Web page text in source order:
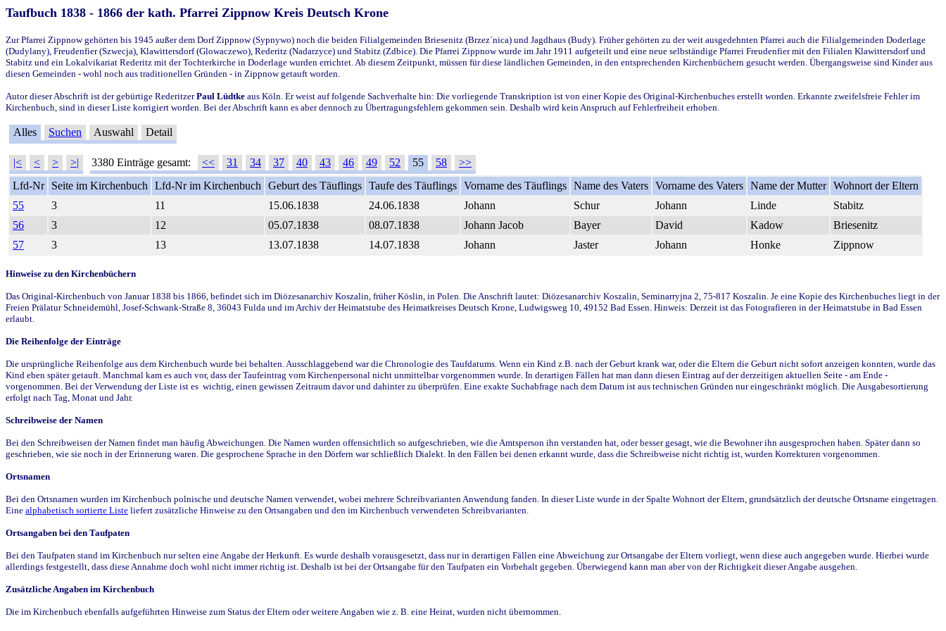
Taufbuch 1838 - 1866 der kath. Pfarrei Zippnow Kreis Deutsch Krone
Zur Pfarrei Zippnow gehörten bis 1945 außer dem Dorf Zippnow (Sypnywo) noch die beiden Filialgemeinden Briesenitz (Brzez`nica) und Jagdhaus (Budy). Früher gehörten zu der weit ausgedehnten Pfarrei auch die Filialgemeinden Doderlage
(Dudylany), Freudenfier (Szwecja), Klawittersdorf (Glowaczewo), Rederitz (Nadarzyce) und Stabitz (Zdbice). Die Pfarrei Zippnow wurde im Jahr 1911 aufgeteilt und eine neue selbständige Pfarrei Freudenfier mit den Filialen Klawittersdorf und
Stabitz und ein Lokalvikariat Rederitz mit der Tochterkirche in Doderlage wurden errichtet. Ab diesem Zeitpunkt, müssen für diese ländlichen Gemeinden, in den entsprechenden Kirchenbüchern gesucht werden. Übergangsweise sind Kinder aus
diesen Gemeinden - wohl noch aus traditionellen Gründen - in Zippnow getauft worden.
Autor dieser Abschrift ist der gebürtige RederitzerPaul Lüdtke aus Köln. Er weist auf folgende Sachverhalte hin: Die vorliegende Transkription ist von einer Kopie des Original-Kirchenbuches erstellt worden. Erkannte zweifelsfreie Fehler im
Kirchenbuch, sind in dieser Liste korrigiert worden. Bei der Abschrift kann es aber dennoch zu Übertragungsfehlern gekommen sein. Deshalb wird kein Anspruch auf Fehlerfreiheit erhoben.
Alles Suchen Auswahl Detail
|< < > >| 3380 Einträge gesamt: << 31 34 37 40 43 46 49 52 55 58
>>
Lfd-Nr
Seite im Kirchenbuch Lfd-Nr im Kirchenbuch Geburt des Täuflings Taufe des Täuflings Vorname des Täuflings Name des Vaters Vorname des Vaters Name der Mutter Wohnort der Eltern
55
3 11 15.06.1838 24.06.1838 Johann Schur Johann Linde
Stabitz
56
3 12 05.07.1838 08.07.1838 Johann Jacob Bayer David Kadow
Briesenitz
57
3 13 13.07.1838 14.07.1838 Johann Jaster Johann Honke Zippnow
Hinweise zu den Kirchenbüchern
Das Original-Kirchenbuch von Januar 1838 bis 1866, befindet sich im Diözesanarchiv Koszalin, früher Köslin, in Polen. Die Anschrift lautet: Diözesanarchiv Koszalin, Seminarryjna 2, 75-817 Koszalin. Je eine Kopie des Kirchenbuches liegt in der
Freien Prälatur Schneidemühl, Josef-Schwank-Straße 8, 36043 Fulda und im Archiv der Heimatstube des Heimatkreises Deutsch Krone, Ludwigsweg 10, 49152 Bad Essen. Hinweis: Derzeit ist das Fotografieren in der Heimatstube in Bad Essen
erlaubt.
Die Reihenfolge der Einträge
Die ursprüngliche Reihenfolge aus dem Kirchenbuch wurde bei behalten. Ausschlaggebend war die Chronologie des Taufdatums. Wenn ein Kind z.B. nach der Geburt krank war, oder die Eltern die Geburt nicht sofort anzeigen konnten, wurde das
Kind eben später getauft. Manchmal kam es auch vor, dass der Taufeintrag vom Kirchenpersonal nicht unmittelbar vorgenommen wurde. In derartigen Fällen hat man dann diesen Eintrag auf der derzeitigen aktuellen Seite - am Ende -
vorgenommen. Bei der Verwendung der Liste ist es wichtig, einen gewissen Zeitraum davor und dahinter zu überprüfen. Eine exakte Suchabfrage nach dem Datum ist aus technischen Gründen nur eingeschränkt möglich. Die Ausgabesortierung
erfolgt nach Tag, Monat und Jahr.
Schreibweise der Namen
Bei den Schreibweisen der Namen findet man häufig Abweichungen. Die Namen wurden offensichtlich so aufgeschrieben, wie die Amtsperson ihn verstanden hat, oder besser gesagt, wie die Bewohner ihn ausgesprochen haben. Später dann so
geschrieben, wie sie noch in der Erinnerung waren. Die gesprochene Sprache in den Dörfern war schließlich Dialekt. In den Fällen bei denen erkannt wurde, dass die Schreibweise nicht richtig ist, wurden Korrekturen vorgenommen.
Ortsnamen
Bei den Ortsnamen wurden im Kirchenbuch polnische und deutsche Namen verwendet, wobei mehrere Schreibvarianten Anwendung fanden. In dieser Liste wurde in der Spalte Wohnort der Eltern, grundsätzlich der deutsche Ortsname eingetragen.
Eine alphabetisch sortierte Liste liefert zusätzliche Hinweise zu den Ortsangaben und den im Kirchenbuch verwendeten Schreibvarianten.
Ortsangaben bei den Taufpaten
Bei den Taufpaten stand im Kirchenbuch nur selten eine Angabe der Herkunft. Es wurde deshalb vorausgesetzt, dass nur in derartigen Fällen eine Abweichung zur Ortsangabe der Eltern vorliegt, wenn diese auch angegeben wurde. Hierbei wurde
allerdings festgestellt, dass diese Annahme doch wohl nicht immer richtig ist. Deshalb ist bei der Ortsangabe für den Taufpaten ein Vorbehalt gegeben. Überwiegend kann man aber von der Richtigkeit dieser Angabe ausgehen.
Zusätzliche Angaben im Kirchenbuch
Die im Kirchenbuch ebenfalls aufgeführten Hinweise zum Status der Eltern oder weitere Angaben wie z. B. eine Heirat, wurden nicht übernommen.